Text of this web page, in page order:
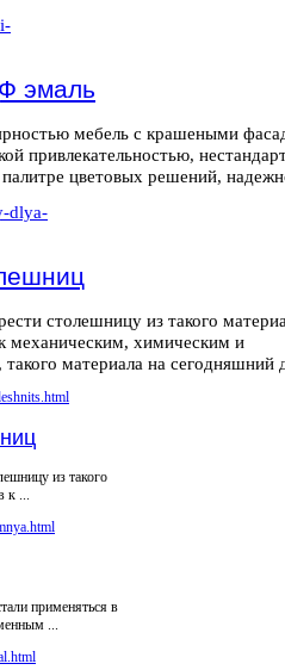
эмаль
мебель с крашеными
привлекательностью,
цветовых решений,
столешницу из такого
механическим, химическим и
материала на сегодняшний
из такого
...
применяться в
...